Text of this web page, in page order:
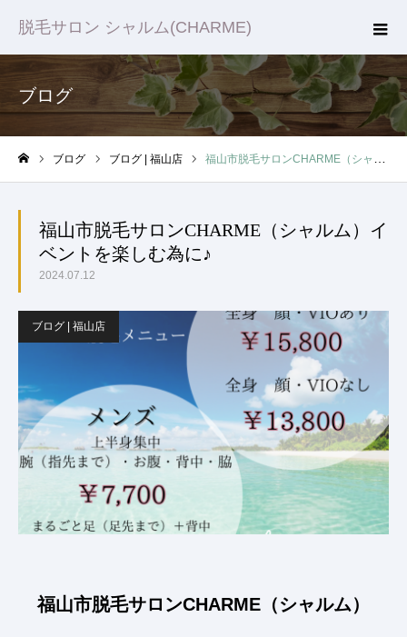
脱毛サロン シャルム(CHARME)
ブログ
ブログ ブログ | 福山店 福山市脱毛サロンCHARME（シャルム）イベントを楽しむ為に♪
福山市脱毛サロンCHARME（シャルム）イ
ベントを楽しむ為に♪
2024.07.12
ブログ | 福山店
福山市脱毛サロンCHARME（シャルム）